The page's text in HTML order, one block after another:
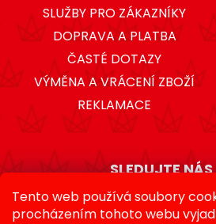
Tento web používá soubory
procházením tohoto webu
SLUŽBY PRO ZÁKAZNÍKY
DOPRAVA A PLATBA
ČASTÉ DOTAZY
VÝMĚNA A VRÁCENÍ ZBOŽÍ
REKLAMACE
SLEDUJTE NÁS